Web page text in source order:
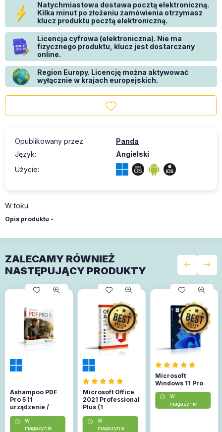
Natychmiastowa dostawa pocztą elektroniczną.
Kilka minut po złożeniu zamówienia otrzymasz
klucz produktu pocztą elektroniczną.
Licencja cyfrowa (elektroniczna). Nie ma
fizycznego produktu, klucz jest dostarczany
online.
Region Europy. Licencję można aktywować
wyłącznie w krajach europejskich.
Opublikowany przez:
Panda
Język:
Angielski
Użycie:
W toku
Opis produktu
ZALECAMY RÓWNIEŻ
NASTĘPUJĄCY PRODUKTY
Ashampoo PDF
Pro 5 (1
urządzenie /
W
magazynie
Microsoft Office
2021 Professional
Plus (1
(Aktywacja
online)
W
magazynie
Microsoft
Windows 11 Pro
W
magazynie